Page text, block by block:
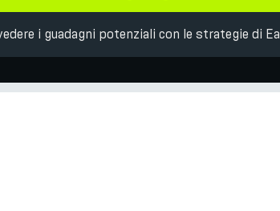
i guadagni potenziali con le strategie di